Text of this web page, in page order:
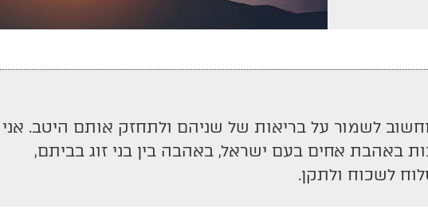
לשמור על בריאות של שניהם ולתחזק אותם היטב. אני
באהבת אחים בעם ישראל, באהבה בין בני זוג בביתם,
לשכוח ולתקן.